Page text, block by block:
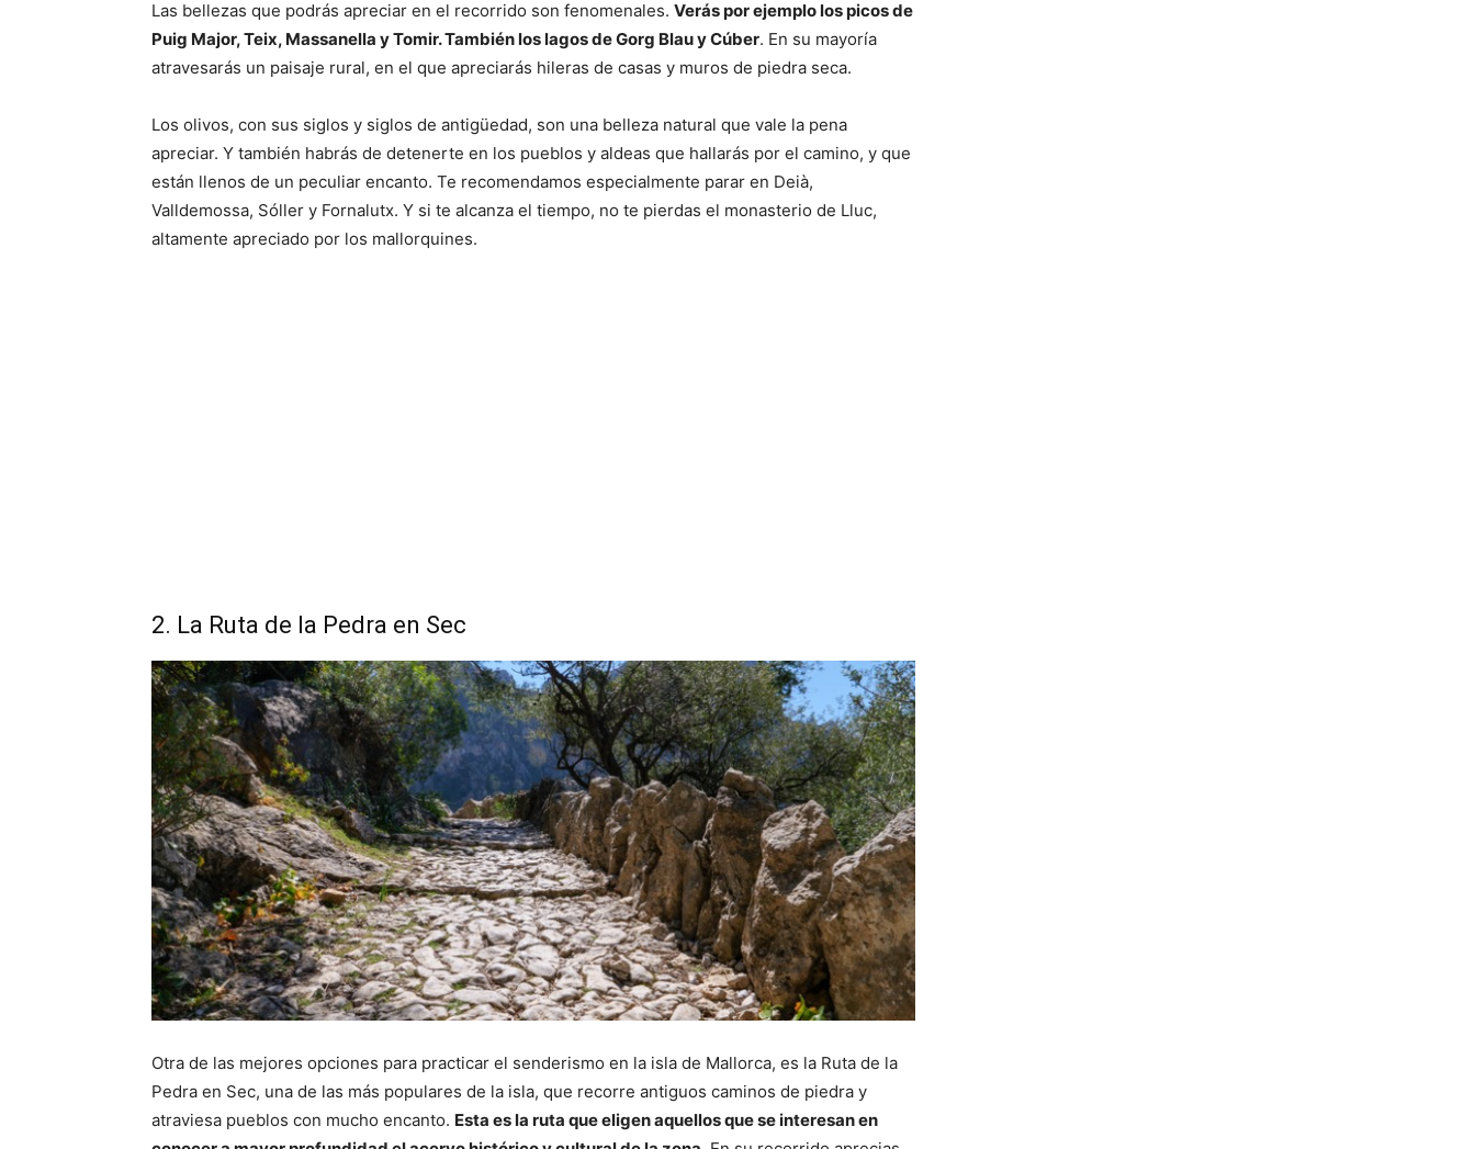
Las bellezas que podrás apreciar en el recorrido son fenomenales. Verás por ejemplo los picos de
Puig Major, Teix, Massanella y Tomir. También los lagos de Gorg Blau y Cúber. En su mayoría
atravesarás un paisaje rural, en el que apreciarás hileras de casas y muros de piedra seca.
Los olivos, con sus siglos y siglos de antigüedad, son una belleza natural que vale la pena
apreciar. Y también habrás de detenerte en los pueblos y aldeas que hallarás por el camino, y que
están llenos de un peculiar encanto. Te recomendamos especialmente parar en Deià,
Valldemossa, Sóller y Fornalutx. Y si te alcanza el tiempo, no te pierdas el monasterio de Lluc,
altamente apreciado por los mallorquines.
2. La Ruta de la Pedra en Sec
Otra de las mejores opciones para practicar el senderismo en la isla de Mallorca, es la Ruta de la
Pedra en Sec, una de las más populares de la isla, que recorre antiguos caminos de piedra y
atraviesa pueblos con mucho encanto. Esta es la ruta que eligen aquellos que se interesan en